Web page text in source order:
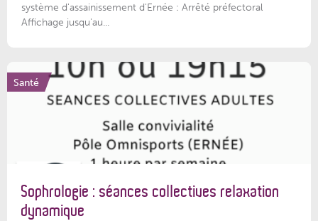
système d'assainissement d'Ernée : Arrêté préfectoral
Affichage jusqu'au...
Santé
Sophrologie : séances collectives relaxation
dynamique